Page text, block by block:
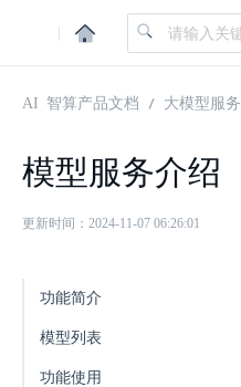
|
AI 智算产品文档 大模型服务
模型服务介绍
更新时间：2024-11-07 06:26:01
功能简介
模型列表
功能使用